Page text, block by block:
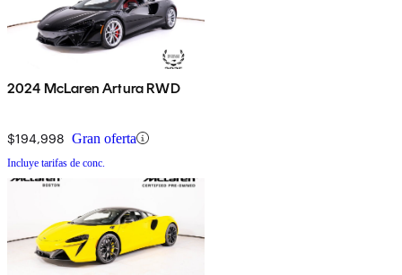
2024 McLaren Artura RWD
$194,998 Gran oferta
Incluye tarifas de conc.